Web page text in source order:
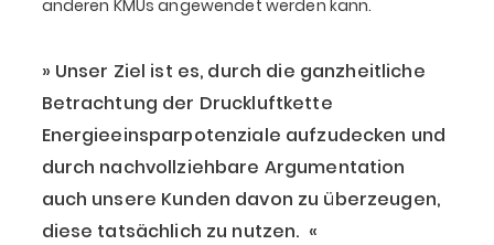
anderen KMUs angewendet werden kann.
Unser Ziel ist es, durch die ganzheitliche
Betrachtung der Druckluftkette
Energieeinsparpotenziale aufzudecken und
durch nachvollziehbare Argumentation
auch unsere Kunden davon zu überzeugen,
diese tatsächlich zu nutzen.